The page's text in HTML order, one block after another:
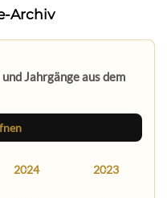
Archiv
Jahrgänge aus dem
2024 2023